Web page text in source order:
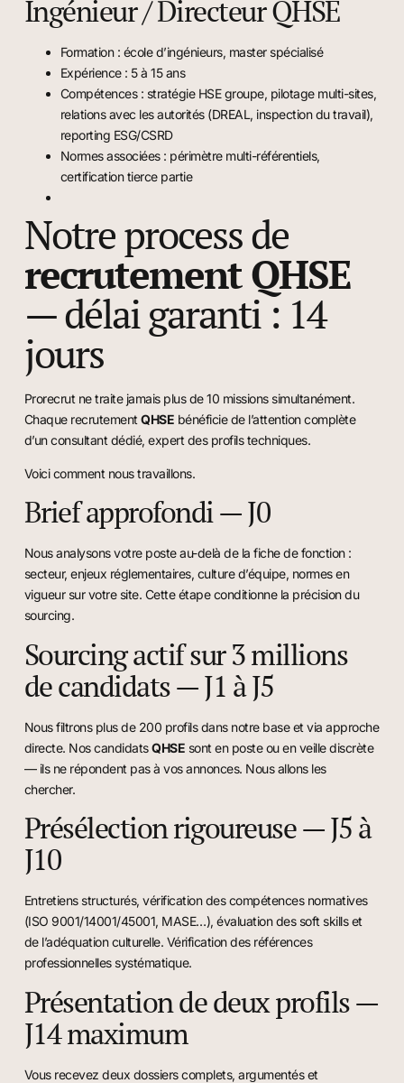
Ingénieur / Directeur QHSE
Formation : école d’ingénieurs, master spécialisé
Expérience : 5 à 15 ans
Compétences : stratégie HSE groupe, pilotage multi-sites,
relations avec les autorités (DREAL, inspection du travail),
reporting ESG/CSRD
Normes associées : périmètre multi-référentiels,
certification tierce partie
Notre process de
recrutement QHSE
— délai garanti : 14
jours
Prorecrut ne traite jamais plus de 10 missions simultanément.
Chaque recrutementQHSE bénéficie de l’attention complète
d’un consultant dédié, expert des profils techniques.
Voici comment nous travaillons.
Brief approfondi — J0
Nous analysons votre poste au-delà de la fiche de fonction :
secteur, enjeux réglementaires, culture d’équipe, normes en
vigueur sur votre site. Cette étape conditionne la précision du
sourcing.
Sourcing actif sur 3 millions
de candidats — J1 à J5
Nous filtrons plus de 200 profils dans notre base et via approche
directe. Nos candidatsQHSE sont en poste ou en veille discrète
— ils ne répondent pas à vos annonces. Nous allons les
chercher.
Présélection rigoureuse — J5 à
J10
Entretiens structurés, vérification des compétences normatives
(ISO 9001/14001/45001, MASE…), évaluation des soft skills et
de l’adéquation culturelle. Vérification des références
professionnelles systématique.
Présentation de deux profils —
J14 maximum
Vous recevez deux dossiers complets, argumentés et